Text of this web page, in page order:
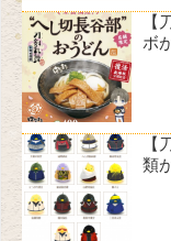
【
ボ
【
類